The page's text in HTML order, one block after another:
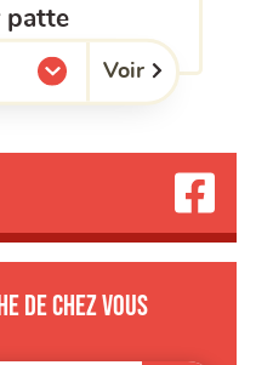
patte
Voir
de chez vous